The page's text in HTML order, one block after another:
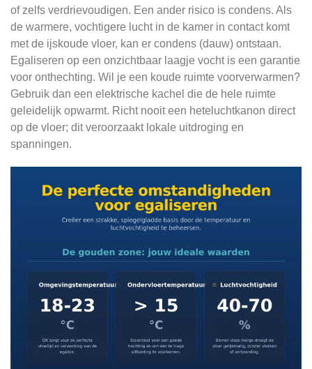
of zelfs verdrievoudigen. Een ander risico is condens. Als
de warmere, vochtigere lucht in de kamer in contact komt
met de ijskoude vloer, kan er condens (dauw) ontstaan.
Egaliseren op een onzichtbaar laagje vocht is een garantie
voor onthechting. Wil je een koude ruimte voorverwarmen?
Gebruik dan een elektrische kachel die de hele ruimte
geleidelijk opwarmt. Richt nooit een heteluchtkanon direct
op de vloer; dit veroorzaakt lokale uitdroging en
spanningen.